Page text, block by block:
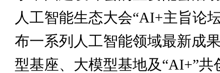
人工智能生态大会“AI+主旨论
布一系列人工智能领域最新成
型基座、大模型基地及“AI+”共